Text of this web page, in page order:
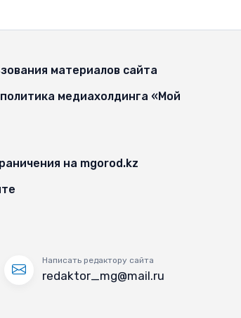
материалов сайта
медиахолдинга «Мой
на mgorod.kz
Написать редактору сайта
redaktor_mg@mail.ru